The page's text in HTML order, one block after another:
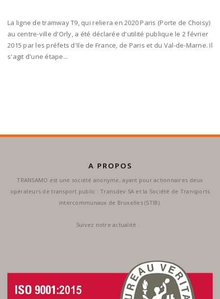
La ligne de tramway T9, qui reliera en 2020 Paris (Porte de Choisy)
au centre-ville d'Orly, a été déclarée d'utilité publique le 2 février
2015 par les préfets d'Ile de France, de Paris et du Val-de-Marne. Il
s'agit d'une étape...
A PROPOS
TRANSAMO est une société anonyme, ayant pour actionnaires deux
opérateurs de transport public : Transdev SA et la Société de Transports
intercommunaux de Bruxelles (STIB).
Suivez notre actualité :